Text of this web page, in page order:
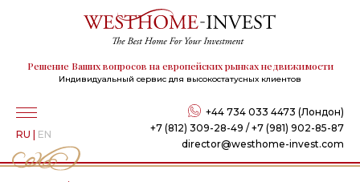
Решение Ваших вопросов на европейских рынках недвижимости
Индивидуальный сервис для высокостатусных клиентов
+44 734 033 4473 (Лондон)
+7 (812) 309-28-49 / +7 (981) 902-85-87
director@westhome-invest.com
RU | EN